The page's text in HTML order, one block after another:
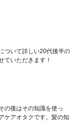
ついて詳しい20代後半の
ていただきます！
の後はその知識を使っ
ケアオタクです。髪の知